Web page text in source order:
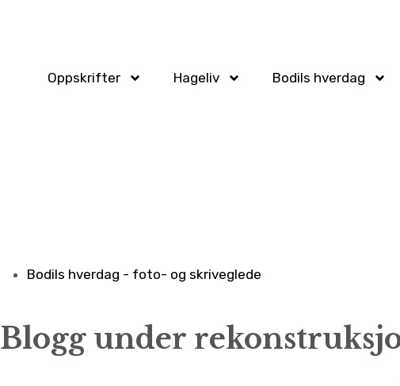
Oppskrifter Hageliv Bodils hverdag
Bodils hverdag - foto- og skriveglede
Blogg under